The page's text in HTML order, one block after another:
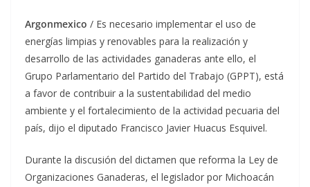
Argonmexico / Es necesario implementar el uso de
energías limpias y renovables para la realización y
desarrollo de las actividades ganaderas ante ello, el
Grupo Parlamentario del Partido del Trabajo (GPPT), está
a favor de contribuir a la sustentabilidad del medio
ambiente y el fortalecimiento de la actividad pecuaria del
país, dijo el diputado Francisco Javier Huacus Esquivel.
Durante la discusión del dictamen que reforma la Ley de
Organizaciones Ganaderas, el legislador por Michoacán